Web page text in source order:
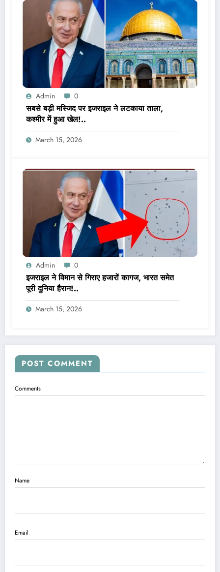
Admin 0
सबसे बड़ी मस्जिद पर इजराइल ने लटकाया ताला,
कश्मीर में हुआ खेल!..
March 15, 2026
Admin 0
इजराइल ने विमान से गिराए हजारों कागज, भारत समेत
पूरी दुनिया हैरान!..
March 15, 2026
POST COMMENT
Comments
Name
Email